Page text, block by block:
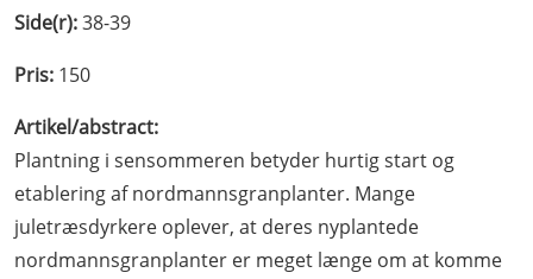
Side(r):38-39
Pris: 150
Artikel/abstract:
Plantning i sensommeren betyder hurtig start og
etablering af nordmannsgranplanter. Mange
juletræsdyrkere oplever, at deres nyplantede
nordmannsgranplanter er meget længe om at komme